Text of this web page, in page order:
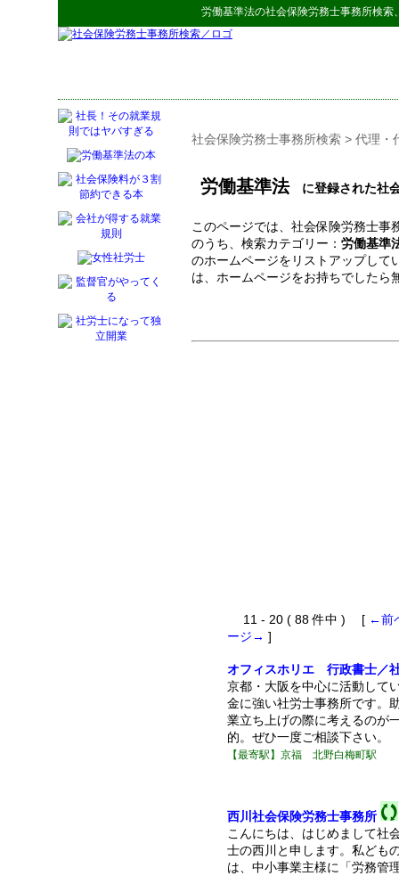
労働基準法の社会保険労務士事務所検索
社会保険労務士事務所検索 > 代理・
労働基準法に登録された社
このページでは、社会保険労務士事
のうち、検索カテゴリー： 労働基準
のホームページをリストアップし
は、ホームページをお持ちでしたら
11 - 20 ( 88 件中 ) [ ←前
ージ→ ]
オフィスホリエ 行政書士／
京都・大阪を中心に活動して
金に強い社労士事務所です。
業立ち上げの際に考えるのが
的。ぜひ一度ご相談下さい。
【最寄駅】京福 北野白梅町駅
西川社会保険労務士事務所
こんにちは、はじめまして社
士の西川と申します。私ども
は、中小事業主様に「労務管